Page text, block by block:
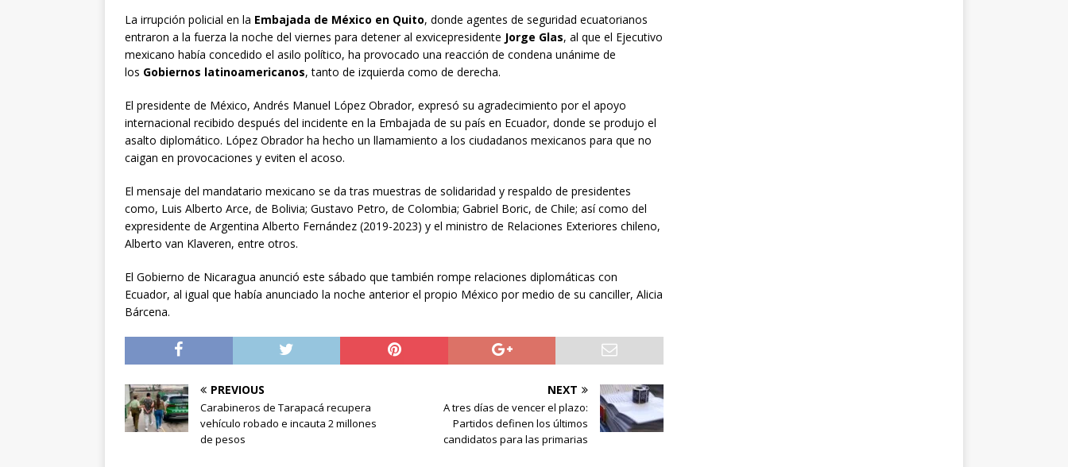
La irrupción policial en la Embajada de México en Quito, donde agentes de seguridad ecuatorianos
entraron a la fuerza la noche del viernes para detener al exvicepresidente Jorge Glas, al que el Ejecutivo
mexicano había concedido el asilo político, ha provocado una reacción de condena unánime de
los Gobiernos latinoamericanos, tanto de izquierda como de derecha.
El presidente de México, Andrés Manuel López Obrador, expresó su agradecimiento por el apoyo
internacional recibido después del incidente en la Embajada de su país en Ecuador, donde se produjo el
asalto diplomático. López Obrador ha hecho un llamamiento a los ciudadanos mexicanos para que no
caigan en provocaciones y eviten el acoso.
El mensaje del mandatario mexicano se da tras muestras de solidaridad y respaldo de presidentes
como, Luis Alberto Arce, de Bolivia; Gustavo Petro, de Colombia; Gabriel Boric, de Chile; así como del
expresidente de Argentina Alberto Fernández (2019-2023) y el ministro de Relaciones Exteriores chileno,
Alberto van Klaveren, entre otros.
El Gobierno de Nicaragua anunció este sábado que también rompe relaciones diplomáticas con
Ecuador, al igual que había anunciado la noche anterior el propio México por medio de su canciller, Alicia
Bárcena.
PREVIOUS
Carabineros de Tarapacá recupera
vehículo robado e incauta 2 millones
de pesos
NEXT
A tres días de vencer el plazo:
Partidos definen los últimos
candidatos para las primarias